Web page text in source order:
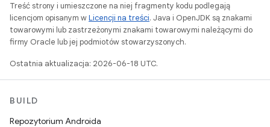
Treść strony i umieszczone na niej fragmenty kodu podlegają
licencjom opisanym wLicencji na treści. Java i OpenJDK są znakami
towarowymi lub zastrzeżonymi znakami towarowymi należącymi do
firmy Oracle lub jej podmiotów stowarzyszonych.
Ostatnia aktualizacja: 2026-06-18 UTC.
BUILD
Repozytorium Androida